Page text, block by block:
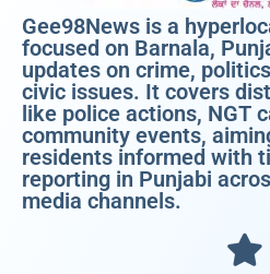
Gee98News is a
focused on Barnala,
updates on crime,
civic issues. It covers
like police actions, NGT
community events,
residents informed with
reporting in Punjabi
media channels.